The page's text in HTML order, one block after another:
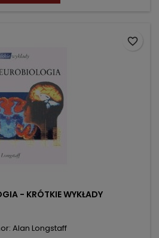
- KRÓTKIE WYKŁADY
Alan Longstaff
favorite_border